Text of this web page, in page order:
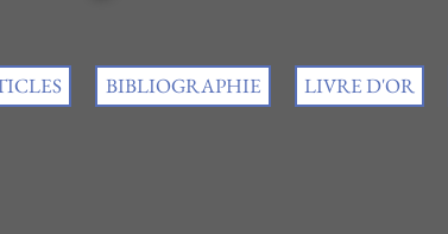
BIBLIOGRAPHIE LIVRE D'OR